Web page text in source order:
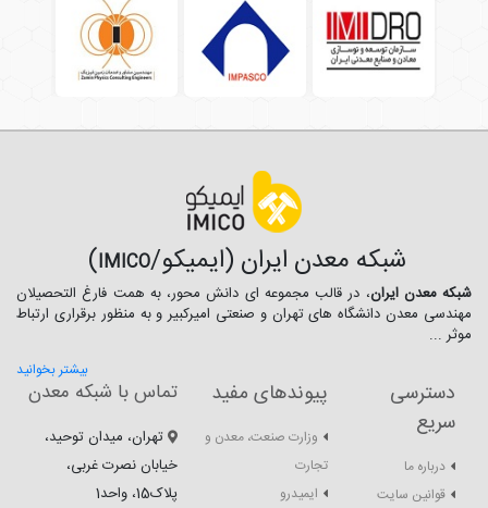
شبکه معدن ایران (ایمیکو/IMICO
)
شبکه معدن ایران، در قالب مجموعه ای دانش محور، به همت فارغ­ التحصیلان
مهندسی معدن دانشگاه ­های تهران و صنعتی امیرکبیر و به منظور برقراری ارتباط
موثر ...
بیشتر بخوانید
دسترسی
سریع
درباره ما
قوانین سایت
پیوندهای مفید
وزارت صنعت، معدن و
تجارت
ایمیدرو
تماس با شبکه معدن
تهران، میدان توحید،
خیابان نصرت غربی،
پلاک15، واحد1